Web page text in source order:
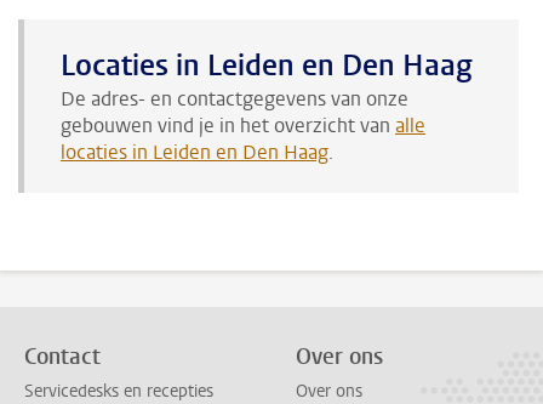
Locaties in Leiden en Den Haag
De adres- en contactgegevens van onze
gebouwen vind je in het overzicht van alle
locaties in Leiden en Den Haag.
Contact
Servicedesks en recepties
Over ons
Over ons